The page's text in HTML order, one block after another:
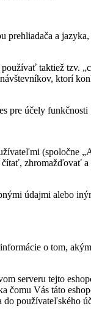
prehliadača a
taktiež tzv.
ktorí
pre účely funkčnosti
(spoločne
zhromažďovať
údajmi alebo
o tom,
serveru tejto
čomu Vás táto
používateľského